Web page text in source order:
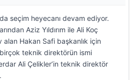
seçim heyecanı devam ediyor.
Aziz Yıldırım ile Ali Koç
Hakan Safi başkanlık için
teknik direktörün ismi
Ali Çelikler’in teknik direktör